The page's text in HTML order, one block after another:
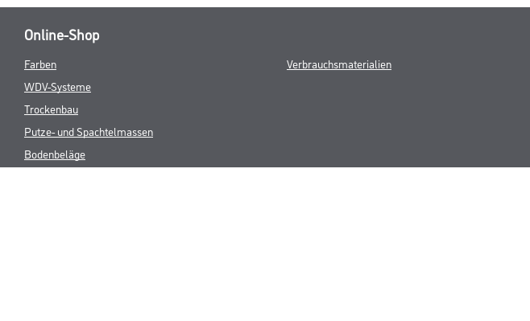
Online-Shop
Farben
WDV-Systeme
Trockenbau
Putze- und Spachtelmassen
Bodenbeläge
Verbrauchsmaterialien